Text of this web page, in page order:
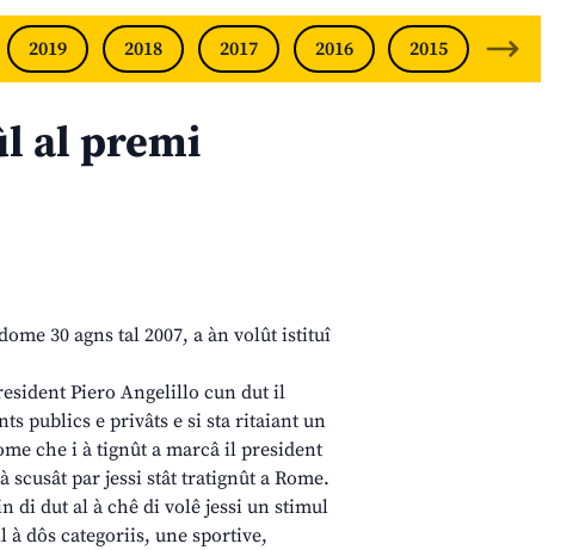
2019 2018 2017 2016 2015 2014
al premi
30 agns tal 2007, a àn volût istituî
Piero Angelillo cun dut il
publics e privâts e si sta ritaiant un
che i à tignût a marcâ il president
par jessi stât tratignût a Rome.
di dut al à chê di volê jessi un stimul
à dôs categoriis, une sportive,